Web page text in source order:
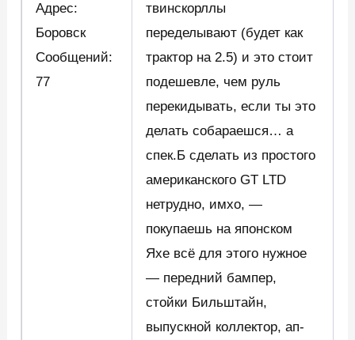
Адрес:
Боровск
Сообщений:
77
твинскорллы
переделывают (будет как
трактор на 2.5) и это стоит
подешевле, чем руль
перекидывать, если ты это
делать собараешся… а
спек.Б сделать из простого
американского GT LTD
нетрудно, имхо, —
покупаешь на японском
Яхе всё для этого нужное
— передний бампер,
стойки Бильштайн,
выпускной коллектор, ап-